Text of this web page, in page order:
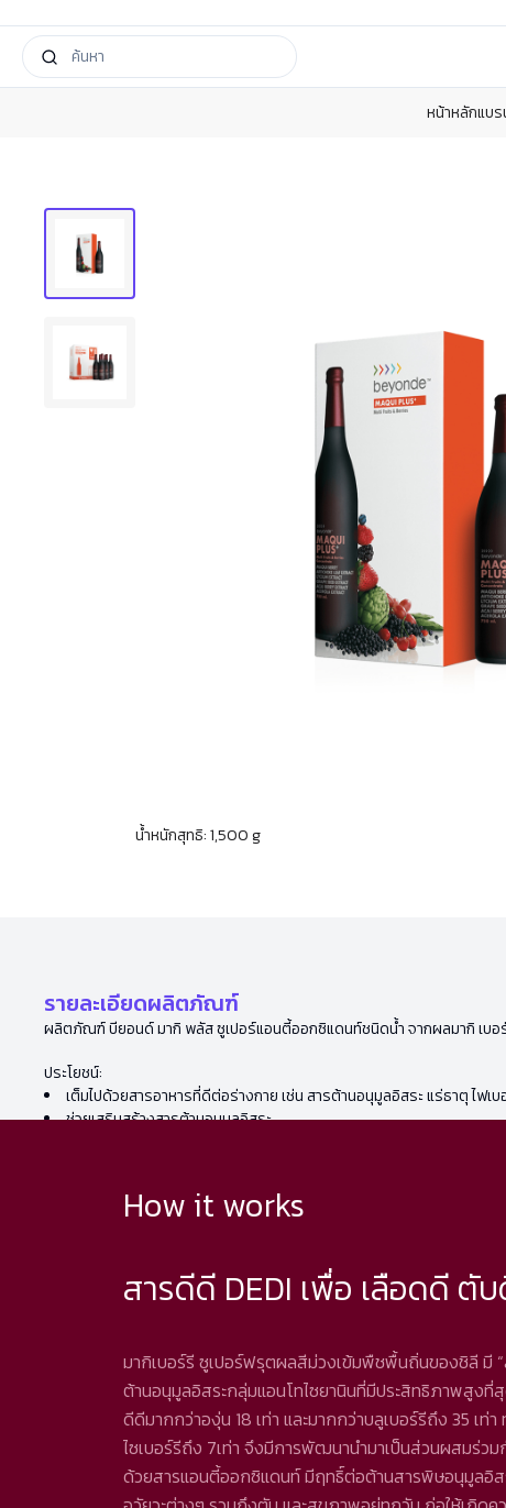
หน้าหลักแบ
น้ำหนักสุทธิ: 1,500 g
รายละเอียดผลิตภัณฑ์
ผลิตภัณฑ์ บียอนด์ มากิ พลัส ซูเปอร์แอนตี้ออกซิแดนท์ชนิดน้ำ จากผลมากิ เบอ
ประโยชน์:
เต็มไปด้วยสารอาหารที่ดีต่อร่างกาย เช่น สารต้านอนุมูลอิสระ แร่ธาตุ ไฟเ
ช่วยเสริมสร้างสารต้านอนุมูลอิสระ
How it works
สารดีดี DEDI เพื่อ เลือดดี ตั
มากิเบอร์รี ซูเปอร์ฟรุตผลสีม่วงเข้มพืชพื้นถิ่นของชิลี มี
ต้านอนุมูลอิสระกลุ่มแอนโทไซยานินที่มีประสิทธิภาพสูงที่
ดีดีมากกว่าองุ่น 18 เท่า และมากกว่าบลูเบอร์รีถึง 35 เท่
ไซเบอร์รีถึง 7เท่า จึงมีการพัฒนานำมาเป็นส่วนผสมร่
ด้วยสารแอนตี้ออกซิแดนท์ มีฤทธิ์ต่อต้านสารพิษอนุมูลอิส